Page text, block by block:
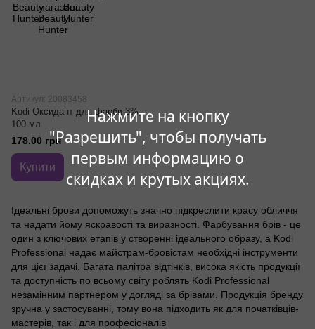
Нажмите на кнопку
"Разрешить", чтобы получать
первым информацию о
скидках и крутых акциях.
Артикул: 20083458
Kodi Оксидант для фарби 3%,
100 мл
178.00 грн
Купити
Ідеальні брови допоможуть значно підкреслити красу обличчя
та надати йому яскравості та виразності. Фарбування брів - це
один з ключових етапів у створенні ідеального образу, а Kodi
Professional надає майстрам-бровістам необхідні інструменти
для цієї задачі. Багата палітра відтінків, висока якість продукції
та доступність по всьому світу роблять Kodi Professional
незамінним партнером у догляді за брівами. Продукція бренду
зручна у застосуванні, тому вона підходить як для початківців-
мастерів, так і для професіоналів